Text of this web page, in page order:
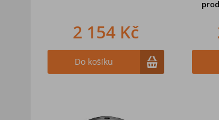
2 154 Kč
Do košíku